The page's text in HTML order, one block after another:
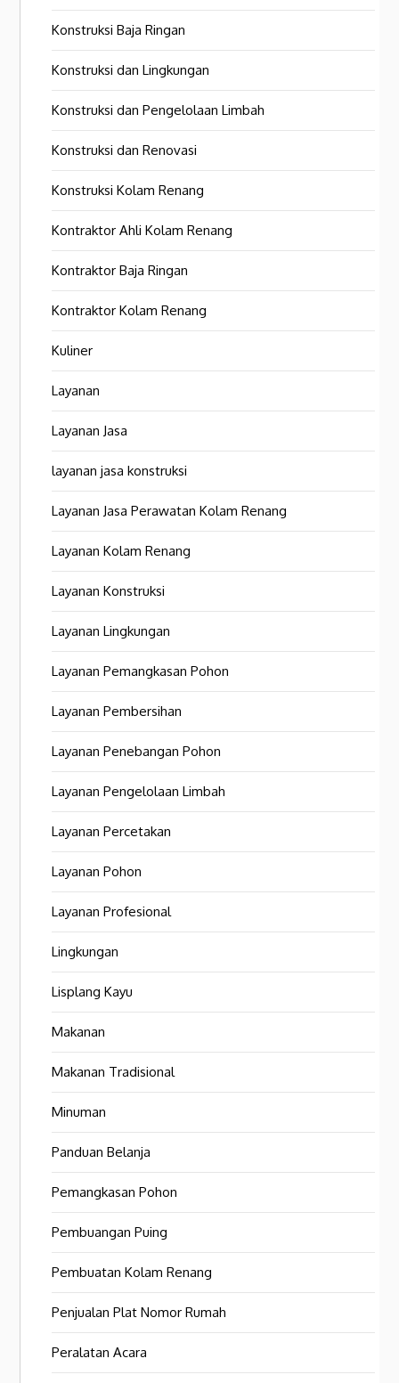
Konstruksi Baja Ringan
Konstruksi dan Lingkungan
Konstruksi dan Pengelolaan Limbah
Konstruksi dan Renovasi
Konstruksi Kolam Renang
Kontraktor Ahli Kolam Renang
Kontraktor Baja Ringan
Kontraktor Kolam Renang
Kuliner
Layanan
Layanan Jasa
layanan jasa konstruksi
Layanan Jasa Perawatan Kolam Renang
Layanan Kolam Renang
Layanan Konstruksi
Layanan Lingkungan
Layanan Pemangkasan Pohon
Layanan Pembersihan
Layanan Penebangan Pohon
Layanan Pengelolaan Limbah
Layanan Percetakan
Layanan Pohon
Layanan Profesional
Lingkungan
Lisplang Kayu
Makanan
Makanan Tradisional
Minuman
Panduan Belanja
Pemangkasan Pohon
Pembuangan Puing
Pembuatan Kolam Renang
Penjualan Plat Nomor Rumah
Peralatan Acara